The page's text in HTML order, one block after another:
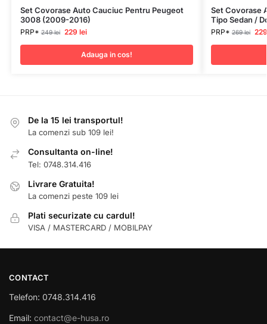
Set Covorase Auto Cauciuc Pentru Peugeot
3008 (2009-2016)
PRP*249lei 229 lei
Adauga in cos!
Set Covorase
Tipo Sedan /
PRP*269lei
De la 15 lei transportul!
La comenzi sub 109 lei!
Consultanta on-line!
Tel: 0748.314.416
Livrare Gratuita!
La comenzi peste 109 lei
Plati securizate cu cardul!
VISA / MASTERCARD / MOBILPAY
CONTACT
Telefon: 0748.314.416
Email: contact@e-husa.ro